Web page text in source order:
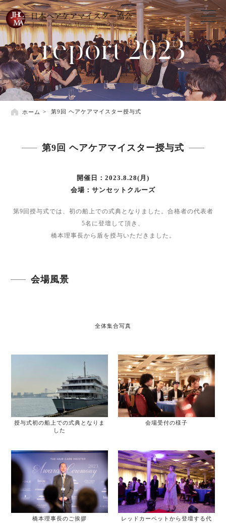
report 2023
ホーム 第9回 ヘアケアマイスター授与式
第9回 ヘアケアマイスター授与式
開催日：2023.8.28(月)
会場：サンセットクルーズ
第9回授与式では、初の船上での式典となりました。合格者の代表者
5名に登壇して頂き、
橋本理事長から盾を授与いただきました。
会場風景
全体集合写真
授与式初の船上での式典となりま
した
会場受付の様子
橋本理事長のご挨拶
レッドカーペットから登壇する代